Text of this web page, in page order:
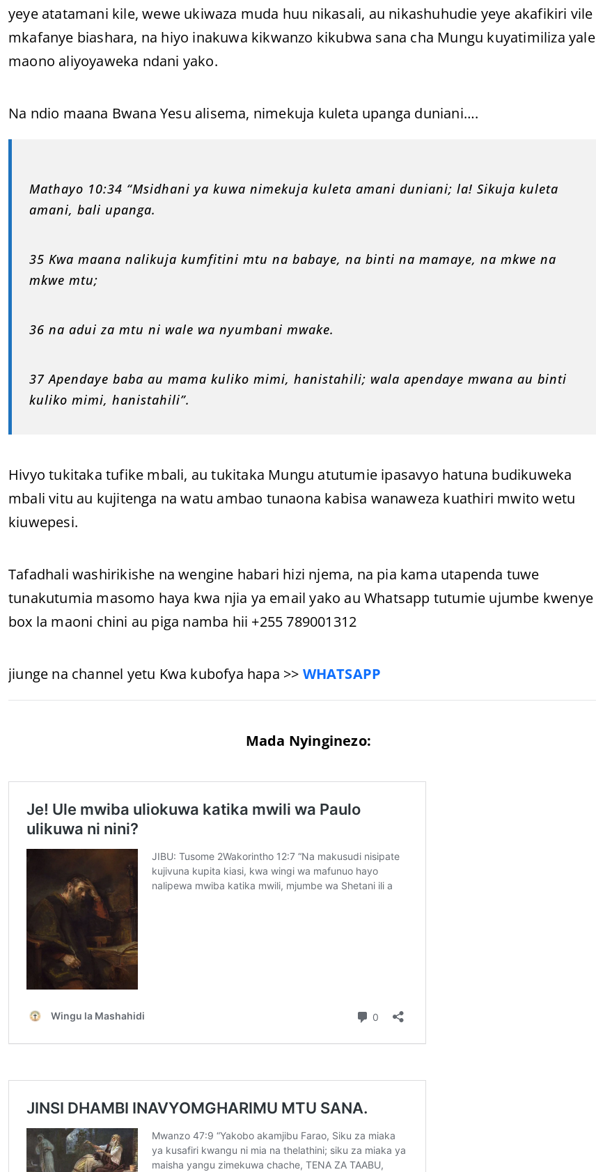
yeye atatamani kile, wewe ukiwaza muda huu nikasali, au nikashuhudie yeye akafikiri vile
mkafanye biashara, na hiyo inakuwa kikwanzo kikubwa sana cha Mungu kuyatimiliza yale
maono aliyoyaweka ndani yako.
Na ndio maana Bwana Yesu alisema, nimekuja kuleta upanga duniani….
Mathayo 10:34 “Msidhani ya kuwa nimekuja kuleta amani duniani; la! Sikuja kuleta
amani, bali upanga.
35 Kwa maana nalikuja kumfitini mtu na babaye, na binti na mamaye, na mkwe na
mkwe mtu;
36 na adui za mtu ni wale wa nyumbani mwake.
37 Apendaye baba au mama kuliko mimi, hanistahili; wala apendaye mwana au binti
kuliko mimi, hanistahili”.
Hivyo tukitaka tufike mbali, au tukitaka Mungu atutumie ipasavyo hatuna budikuweka
mbali vitu au kujitenga na watu ambao tunaona kabisa wanaweza kuathiri mwito wetu
kiuwepesi.
Tafadhali washirikishe na wengine habari hizi njema, na pia kama utapenda tuwe
tunakutumia masomo haya kwa njia ya email yako au Whatsapp tutumie ujumbe kwenye
box la maoni chini au piga namba hii +255 789001312
jiunge na channel yetu Kwa kubofya hapa >> WHATSAPP
Mada Nyinginezo: